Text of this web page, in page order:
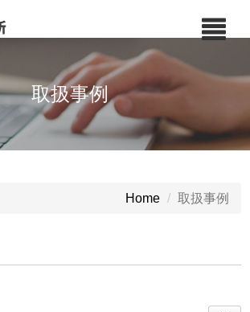
取扱事例
Home 取扱事例